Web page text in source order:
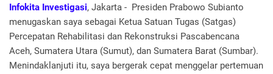
Infokita Investigasi, Jakarta - Presiden Prabowo Subianto
menugaskan saya sebagai Ketua Satuan Tugas (Satgas)
Percepatan Rehabilitasi dan Rekonstruksi Pascabencana
Aceh, Sumatera Utara (Sumut), dan Sumatera Barat (Sumbar).
Menindaklanjuti itu, saya bergerak cepat menggelar pertemuan